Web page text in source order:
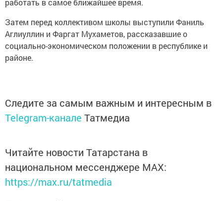
работать в самое ближайшее время.
Затем перед коллективом школы выступили Фаниль
Аглиуллин и Фаргат Мухаметов, рассказавшие о
социально-экономическом положении в республике и
районе.
Следите за самым важным и интересным в
Telegram-канале Татмедиа
Читайте новости Татарстана в
национальном мессенджере MАХ:
https://max.ru/tatmedia